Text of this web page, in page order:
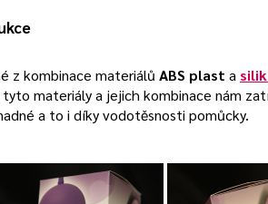
z kombinace materiálů ABS plast a
materiály a jejich kombinace nám
a to i díky vodotěsnosti pomůcky.